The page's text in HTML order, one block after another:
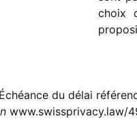
choix
du délai
www.swissprivacy.law/